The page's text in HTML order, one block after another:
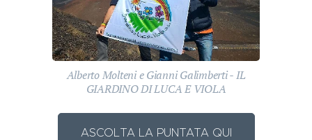
Alberto Molteni e Gianni Galimberti - IL
GIARDINO DI LUCA E VIOLA
ASCOLTA LA PUNTATA QUI